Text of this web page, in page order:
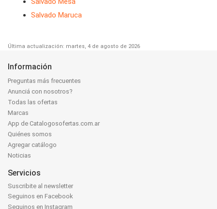
Salvado Maruca
Última actualización: martes, 4 de agosto de 2026
Información
Preguntas más frecuentes
Anunciá con nosotros?
Todas las ofertas
Marcas
App de Catalogosofertas.com.ar
Quiénes somos
Agregar catálogo
Noticias
Servicios
Suscribite al newsletter
Seguinos en Facebook
Seguinos en Instagram